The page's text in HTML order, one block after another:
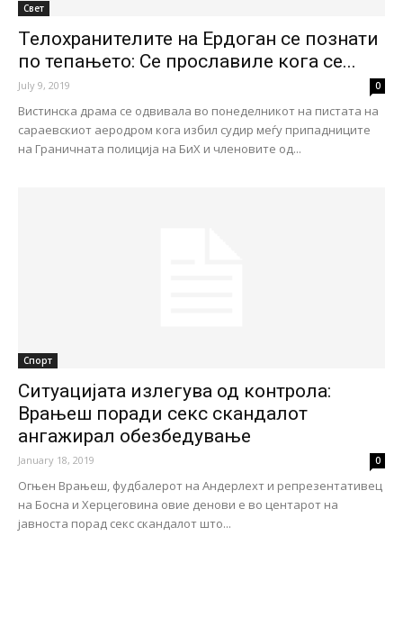
Свет
Телохранителите на Ердоган се познати
по тепањето: Се прославиле кога се...
July 9, 2019 0
Вистинска драма се одвивала во понеделникот на пистата на
сараевскиот аеродром кога избил судир меѓу припадниците
на Граничната полиција на БиХ и членовите од...
Спорт
Ситуацијата излегува од контрола:
Врањеш поради секс скандалот
ангажирал обезбедување
January 18, 2019 0
Огњен Врањеш, фудбалерот на Андерлехт и репрезентативец
на Босна и Херцеговина овие денови е во центарот на
јавноста порад секс скандалот што...